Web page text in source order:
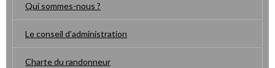
Qui sommes-nous ?
Le conseil d'administration
Charte du randonneur